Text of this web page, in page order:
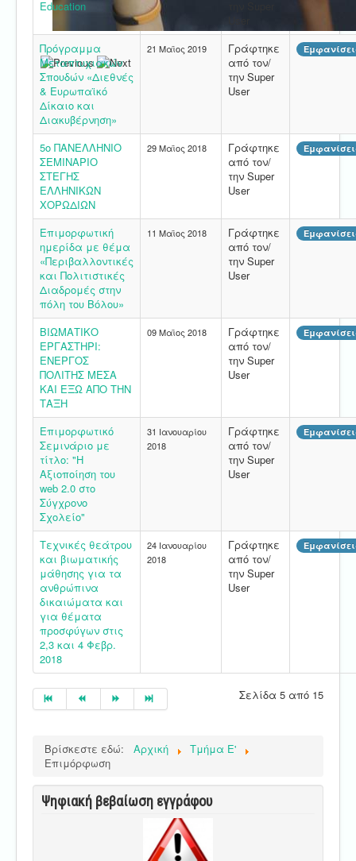
Education
Πρόγραμμα
Μεταπτυχιακών
Σπουδών «Διεθνές
& Ευρωπαϊκό
Δίκαιο και
Διακυβέρνηση»
21 Μαϊος 2019
Γράφτηκε
από τον/
την Super
User
5ο ΠΑΝΕΛΛΗΝΙΟ
ΣΕΜΙΝΑΡΙΟ
ΣΤΕΓΗΣ
ΕΛΛΗΝΙΚΩΝ
ΧΟΡΩΔΙΩΝ
29 Μαϊος 2018
Γράφτηκε
από τον/
την Super
User
Επιμορφωτική
ημερίδα με θέμα
«Περιβαλλοντικές
και Πολιτιστικές
Διαδρομές στην
πόλη του Βόλου»
11 Μαϊος 2018
Γράφτηκε
από τον/
την Super
User
ΒΙΩΜΑΤΙΚΟ
ΕΡΓΑΣΤΗΡΙ:
ΕΝΕΡΓΟΣ
ΠΟΛΙΤΗΣ ΜΕΣΑ
ΚΑΙ ΕΞΩ ΑΠΟ ΤΗΝ
ΤΑΞΗ
09 Μαϊος 2018
Γράφτηκε
από τον/
την Super
User
Επιμορφωτικό
Σεμινάριο με
τίτλο: "Η
Αξιοποίηση του
web 2.0 στο
Σύγχρονο
Σχολείο"
31 Ιανουαρίου
2018
Γράφτηκε
από τον/
την Super
User
Τεχνικές θεάτρου
και βιωματικής
μάθησης για τα
ανθρώπινα
δικαιώματα και
για θέματα
προσφύγων στις
2,3 και 4 Φεβρ.
2018
24 Ιανουαρίου
2018
Γράφτηκε
από τον/
την Super
User
Σελίδα 5 από 15
Βρίσκεστε εδώ: Αρχική
Τμήμα E'
Επιμόρφωση
Ψηφιακή βεβαίωση εγγράφου